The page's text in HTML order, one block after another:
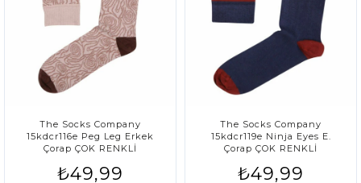
The Socks Company
15kdcr116e Peg Leg Erkek
Çorap ÇOK RENKLİ
₺49,99
The Socks Company
15kdcr119e Ninja Eyes E.
Çorap ÇOK RENKLİ
₺49,99